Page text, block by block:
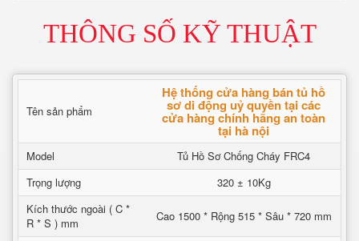
THÔNG SỐ KỸ THUẬT
Tên sản phẩm
Hệ thống cửa hàng bán tủ hồ
sơ di động uỷ quyền tại các
cửa hàng chính hãng an toàn
tại hà nội
Model
Tủ Hồ Sơ Chống Cháy FRC4
Trọng lượng
320 ± 10Kg
Kích thước ngoài ( C *
R * S ) mm
Cao 1500 * Rộng 515 * Sâu * 720 mm